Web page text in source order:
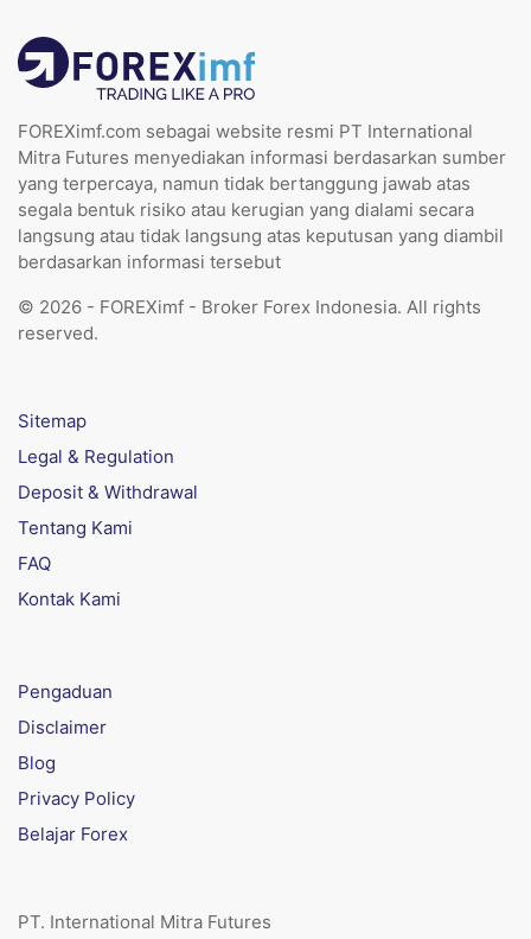
FOREXimf.com sebagai website resmi PT International
Mitra Futures menyediakan informasi berdasarkan sumber
yang terpercaya, namun tidak bertanggung jawab atas
segala bentuk risiko atau kerugian yang dialami secara
langsung atau tidak langsung atas keputusan yang diambil
berdasarkan informasi tersebut
© 2026 - FOREXimf - Broker Forex Indonesia. All rights
reserved.
Sitemap
Legal & Regulation
Deposit & Withdrawal
Tentang Kami
FAQ
Kontak Kami
Pengaduan
Disclaimer
Blog
Privacy Policy
Belajar Forex
PT. International Mitra Futures